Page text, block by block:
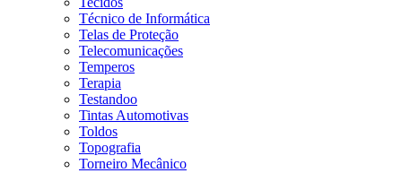
Técnico de Informática
Telas de Proteção
Telecomunicações
Temperos
Terapia
Testandoo
Tintas Automotivas
Toldos
Topografia
Torneiro Mecânico